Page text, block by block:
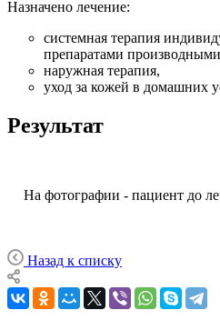
Назначено лечение:
системная терапия
препаратами
наружная терапия,
уход за кожей в домашних
Результат
На фотографии - пациент до
Назад к списку